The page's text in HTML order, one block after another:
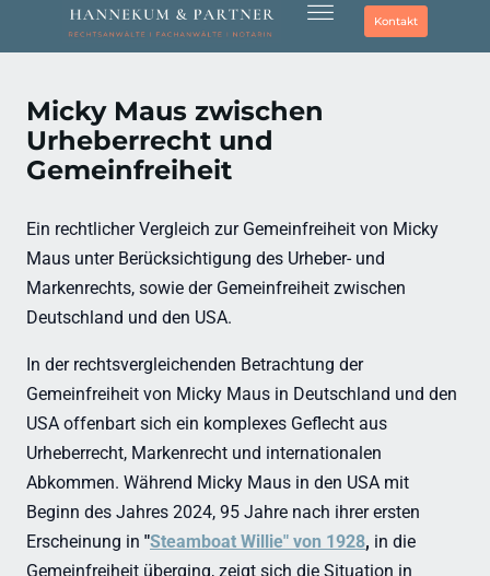
Kontakt
Micky Maus zwischen
Urheberrecht und
Gemeinfreiheit
Ein rechtlicher Vergleich zur Gemeinfreiheit von Micky
Maus unter Berücksichtigung des Urheber- und
Markenrechts, sowie der Gemeinfreiheit zwischen
Deutschland und den USA.
In der rechtsvergleichenden Betrachtung der
Gemeinfreiheit von Micky Maus in Deutschland und den
USA offenbart sich ein komplexes Geflecht aus
Urheberrecht, Markenrecht und internationalen
Abkommen. Während Micky Maus in den USA mit
Beginn des Jahres 2024, 95 Jahre nach ihrer ersten
Erscheinung in "Steamboat Willie" von 1928, in die
Gemeinfreiheit überging, zeigt sich die Situation in